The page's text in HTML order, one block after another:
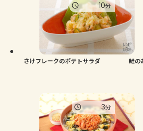
さけフレークのポテトサラダ
10分
鮭の
3分